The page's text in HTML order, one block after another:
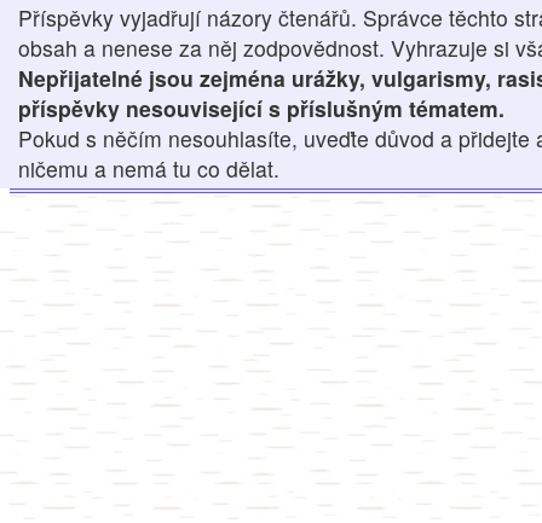
Příspěvky vyjadřují názory čtenářů. Správce těchto
obsah a nenese za něj zodpovědnost. Vyhrazuje si
Nepřijatelné jsou zejména urážky, vulgarismy,
příspěvky nesouvisející s příslušným tématem.
Pokud s něčím nesouhlasíte, uveďte důvod a přidejte
ničemu a nemá tu co dělat.